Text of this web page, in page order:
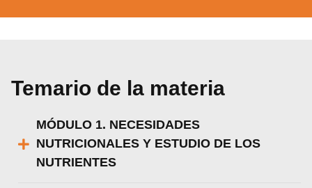
Temario de la materia
MÓDULO 1. NECESIDADES
NUTRICIONALES Y ESTUDIO DE LOS
NUTRIENTES